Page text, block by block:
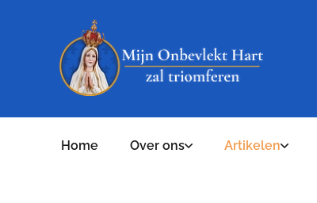
Home Over ons Artikelen